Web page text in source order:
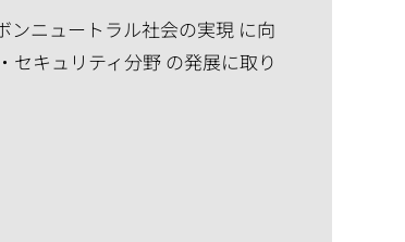
ンニュートラル社会の実現 に向
セキュリティ分野 の発展に取り